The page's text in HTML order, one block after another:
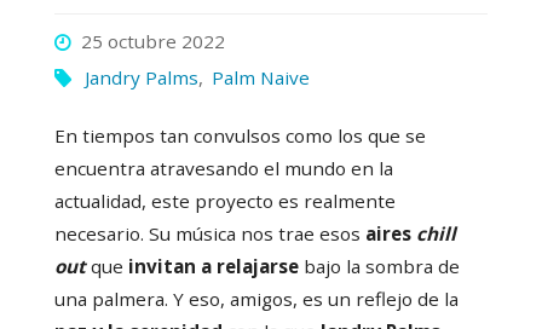
25 octubre 2022
Jandry Palms, Palm Naive
En tiempos tan convulsos como los que se
encuentra atravesando el mundo en la
actualidad, este proyecto es realmente
necesario. Su música nos trae esos aires chill
out que invitan a relajarsebajo la sombra de
una palmera. Y eso, amigos, es un reflejo de la